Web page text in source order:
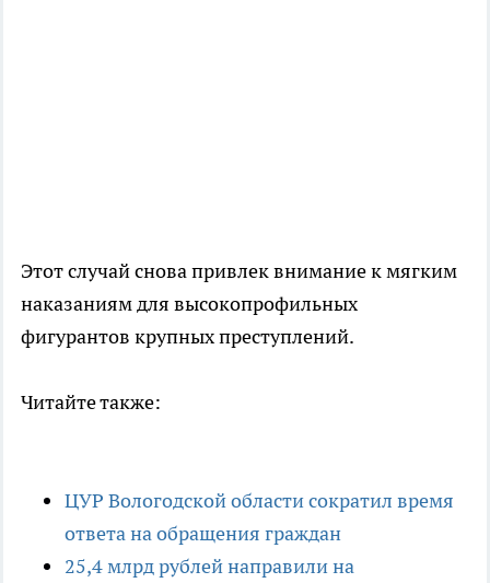
Этот случай снова привлек внимание к мягким
наказаниям для высокопрофильных
фигурантов крупных преступлений.
Читайте также:
ЦУР Вологодской области сократил время
ответа на обращения граждан
25,4 млрд рублей направили на